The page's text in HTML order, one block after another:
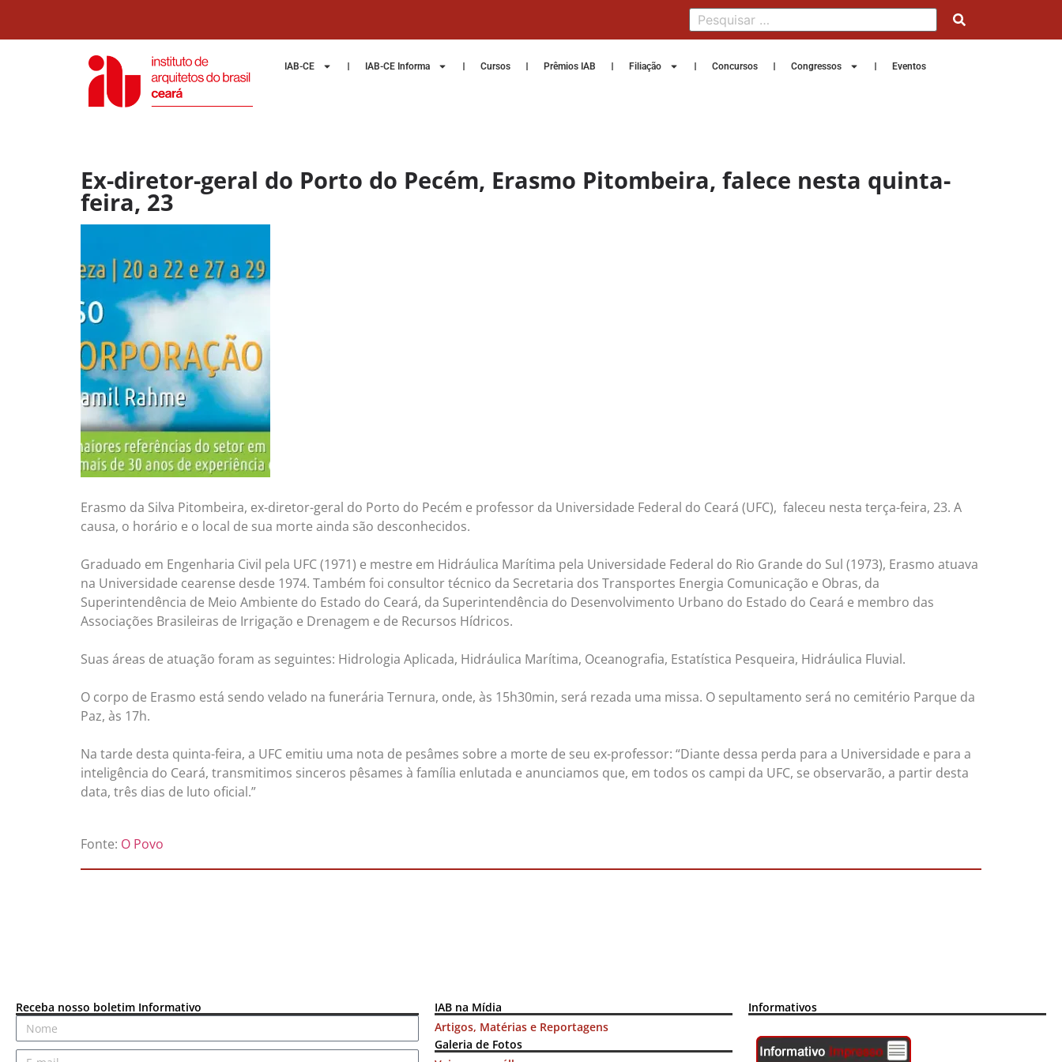
IAB-CE IAB-CE Informa Cursos Prêmios IAB Filiação Concursos Congressos Eventos
Ex-diretor-geral do Porto do Pecém, Erasmo Pitombeira, falece nesta quinta-
feira, 23
Erasmo da Silva Pitombeira, ex-diretor-geral do Porto do Pecém e professor da Universidade Federal do Ceará (UFC), faleceu nesta terça-feira, 23. A
causa, o horário e o local de sua morte ainda são desconhecidos.
Graduado em Engenharia Civil pela UFC (1971) e mestre em Hidráulica Marítima pela Universidade Federal do Rio Grande do Sul (1973), Erasmo atuava
na Universidade cearense desde 1974. Também foi consultor técnico da Secretaria dos Transportes Energia Comunicação e Obras, da
Superintendência de Meio Ambiente do Estado do Ceará, da Superintendência do Desenvolvimento Urbano do Estado do Ceará e membro das
Associações Brasileiras de Irrigação e Drenagem e de Recursos Hídricos.
Suas áreas de atuação foram as seguintes: Hidrologia Aplicada, Hidráulica Marítima, Oceanografia, Estatística Pesqueira, Hidráulica Fluvial.
O corpo de Erasmo está sendo velado na funerária Ternura, onde, às 15h30min, será rezada uma missa. O sepultamento será no cemitério Parque da
Paz, às 17h.
Na tarde desta quinta-feira, a UFC emitiu uma nota de pesâmes sobre a morte de seu ex-professor: “Diante dessa perda para a Universidade e para a
inteligência do Ceará, transmitimos sinceros pêsames à família enlutada e anunciamos que, em todos os campi da UFC, se observarão, a partir desta
data, três dias de luto oficial.”
Fonte: O Povo
Receba nosso boletim Informativo
IAB na Mídia
Artigos, Matérias e Reportagens
Galeria de Fotos
Informativos